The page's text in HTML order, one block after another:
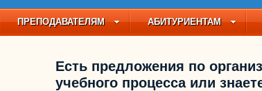
ПРЕПОДАВАТЕЛЯМ АБИТУРИЕНТАМ
НА 2021-2022 УЧЕБНЫЙ ГОД
Есть предложения по
учебного процесса или